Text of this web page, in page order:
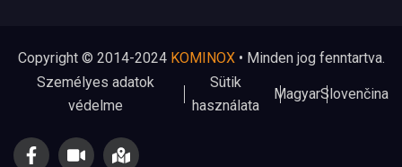
Copyright © 2014-2024 KOMINOX• Minden jog fenntartva.
Személyes adatok
védelme
Sütik
használata
MagyarSlovenčina